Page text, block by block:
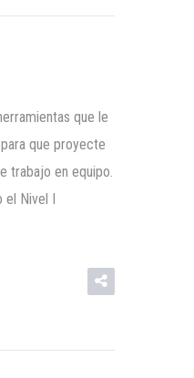
que le
que proyecte
trabajo en equipo.
el Nivel I